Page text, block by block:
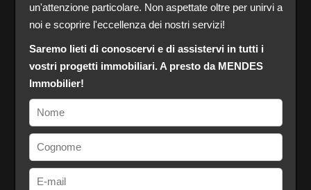
un'attenzione particolare. Non aspettate oltre per unirvi a
noi e scoprire l'eccellenza dei nostri servizi!
Saremo lieti di conoscervi e di assistervi in tutti i
vostri progetti immobiliari. A presto da MENDES
Immobilier!